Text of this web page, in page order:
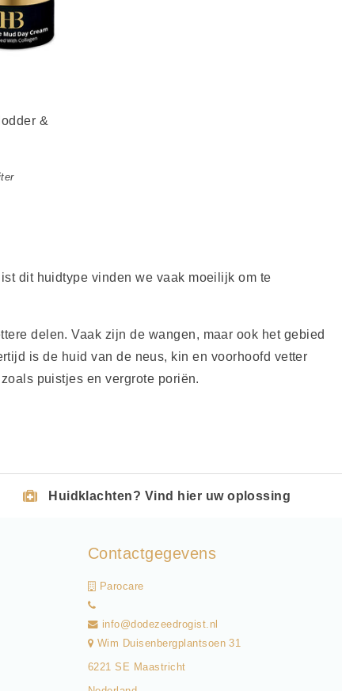
&
dit huidtype vinden we vaak moeilijk om te
delen. Vaak zijn de wangen, maar ook het gebied
is de huid van de neus, kin en voorhoofd vetter
puistjes en vergrote poriën.
Huidklachten? Vind hier uw oplossing
Contactgegevens
Parocare
info@dodezeedrogist.nl
Wim Duisenbergplantsoen 31
6221 SE Maastricht